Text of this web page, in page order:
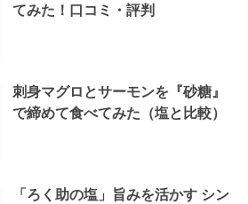
てみた！口コミ・評判
刺身マグロとサーモンを『砂糖』
で締めて食べてみた（塩と比較）
「ろく助の塩」旨みを活かす シン